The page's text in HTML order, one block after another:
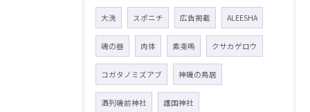
大洗 スポニチ 広告掲載 ALEESHA
魂の器 肉体 素戔嗚 クサカゲロウ
コガタノミズアブ 神磯の鳥居
酒列磯前神社 護国神社